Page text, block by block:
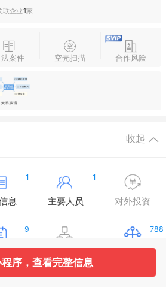
联企业1家
案件 空壳扫描 合作风险
收起
1
息
1
主要人员 对外投资
9 788
序，查看完整信息